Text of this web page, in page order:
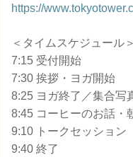
https://
＜タイムスケジュール＞
7:15 受付開始
7:30 挨拶・ヨガ開始
8:25 ヨガ終了／集合写
8:45 コーヒーのお話・
9:10 トークセッション
9:40 終了